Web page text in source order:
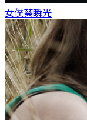
女僕葵瞬光